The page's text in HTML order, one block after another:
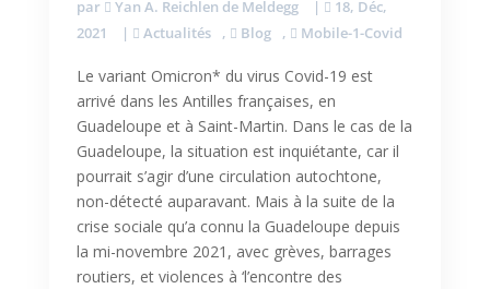
par Yan A. Reichlen de Meldegg |
18, Déc,
2021
| Actualités , Blog , Mobile-1-Covid
Le variant Omicron* du virus Covid-19 est
arrivé dans les Antilles françaises, en
Guadeloupe et à Saint-Martin. Dans le cas de la
Guadeloupe, la situation est inquiétante, car il
pourrait s’agir d’une circulation autochtone,
non-détecté auparavant. Mais à la suite de la
crise sociale qu’a connu la Guadeloupe depuis
la mi-novembre 2021, avec grèves, barrages
routiers, et violences à ‘l’encontre des